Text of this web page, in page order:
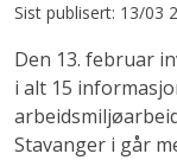
Sist publisert: 13/03
Den 13. februar
i alt 15
Stavanger i går